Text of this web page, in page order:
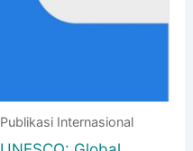
Publikasi Internasional